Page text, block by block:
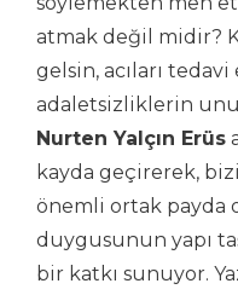
atmak değil midir?
gelsin, acıları
adaletsizliklerin
Nurten Yalçın Erüs
kayda geçirerek,
önemli ortak payda
duygusunun yapı
bir katkı sunuyor.